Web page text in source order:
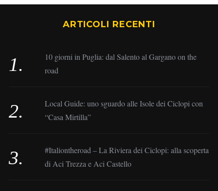
ARTICOLI RECENTI
10 giorni in Puglia: dal Salento al Gargano on the
road
Local Guide: uno sguardo alle Isole dei Ciclopi con
“Casa Mirtilla”
#Italiontheroad – La Riviera dei Ciclopi: alla scoperta
di Aci Trezza e Aci Castello